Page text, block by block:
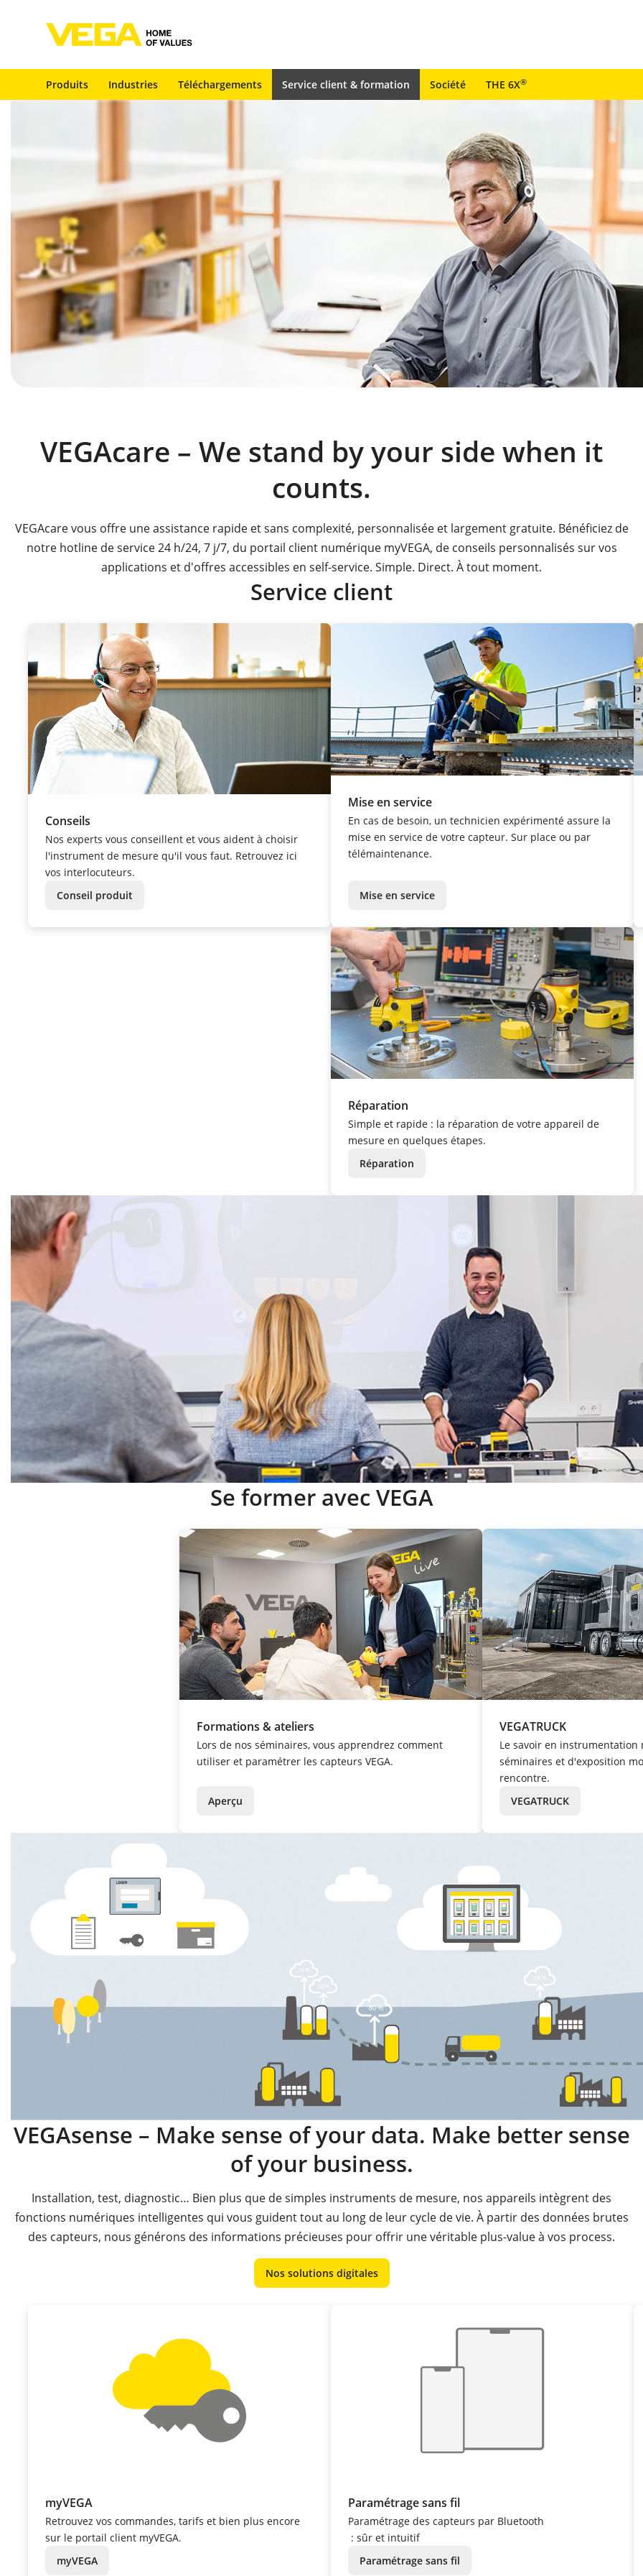
Produits Industries Téléchargements Service client & formation Société THE 6X®
VEGAcare – We stand by your side when it
counts.
VEGAcare vous offre une assistance rapide et sans complexité, personnalisée et largement gratuite. Bénéficiez de
notre hotline de service 24 h/24, 7 j/7, du portail client numérique myVEGA, de conseils personnalisés sur vos
applications et d'offres accessibles en self-service. Simple. Direct. À tout moment.
Service client
Conseils
Nos experts vous conseillent et vous aident à choisir
l'instrument de mesure qu'il vous faut. Retrouvez ici
vos interlocuteurs.
Conseil produit
Mise en service
En cas de besoin, un technicien expérimenté assure la
mise en service de votre capteur. Sur place ou par
télémaintenance.
Mise en service
Réparation
Simple et rapide : la réparation de votre appareil de
mesure en quelques étapes.
Réparation
Se former avec VEGA
Formations & ateliers
Lors de nos séminaires, vous apprendrez comment
utiliser et paramétrer les capteurs VEGA.
Aperçu
VEGATRUCK
Le savoir en instrumentation
séminaires et d'exposition
rencontre.
VEGATRUCK
VEGAsense – Make sense of your data. Make better sense
of your business.
Installation, test, diagnostic… Bien plus que de simples instruments de mesure, nos appareils intègrent des
fonctions numériques intelligentes qui vous guident tout au long de leur cycle de vie. À partir des données brutes
des capteurs, nous générons des informations précieuses pour offrir une véritable plus-value à vos process.
Nos solutions digitales
myVEGA
Retrouvez vos commandes, tarifs et bien plus encore
sur le portail client myVEGA.
myVEGA
Paramétrage sans fil
Paramétrage des capteurs par Bluetooth
: sûr et intuitif
Paramétrage sans fil